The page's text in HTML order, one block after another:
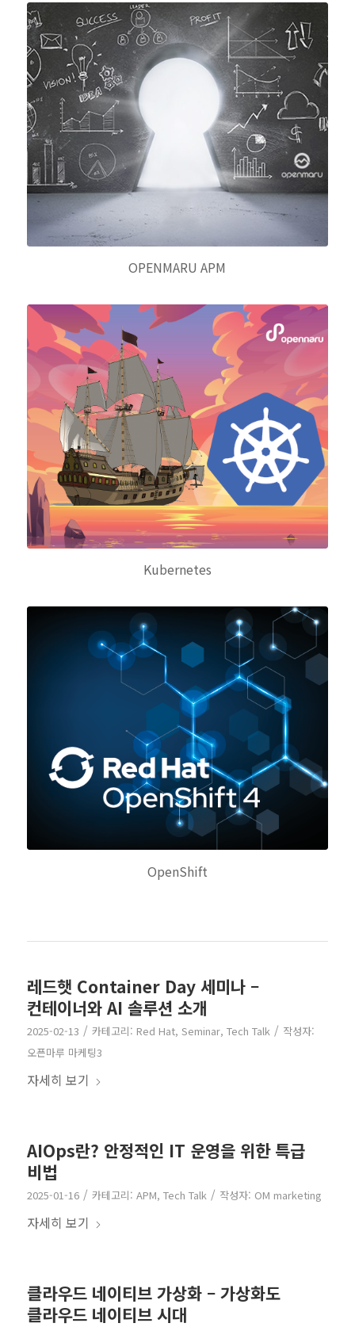
OPENMARU APM
Kubernetes
OpenShift
레드햇 Container Day 세미나 –
컨테이너와 AI 솔루션 소개
2025-02-13 / 카테고리: Red Hat, Seminar, Tech Talk / 작성자:
오픈마루 마케팅3
자세히 보기
AIOps란? 안정적인 IT 운영을 위한 특급
비법
2025-01-16 / 카테고리: APM, Tech Talk / 작성자: OM marketing
자세히 보기
클라우드 네이티브 가상화 – 가상화도
클라우드 네이티브 시대